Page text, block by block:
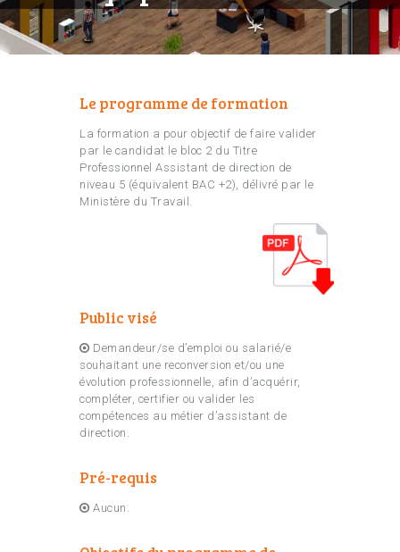
Le programme de formation
La formation a pour objectif de faire valider
par le candidat le bloc 2 du Titre
Professionnel Assistant de direction de
niveau 5 (équivalent BAC +2), délivré par le
Ministère du Travail.
Public visé
Demandeur/se d’emploi ou salarié/e
souhaitant une reconversion et/ou une
évolution professionnelle, afin d’acquérir,
compléter, certifier ou valider les
compétences au métier d’assistant de
direction.
Pré-requis
Aucun.